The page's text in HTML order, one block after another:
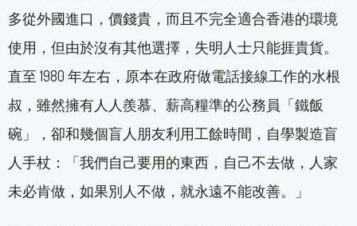
多從外國進口，價錢貴，而且不完全適合香港的環境
使用，但由於沒有其他選擇，失明人士只能捱貴貨。
直至 1980 年左右，原本在政府做電話接線工作的水根
叔，雖然擁有人人羨慕、薪高糧準的公務員「鐵飯
碗」，卻和幾個盲人朋友利用工餘時間，自學製造盲
人手杖：「我們自己要用的東西，自己不去做，人家
未必肯做，如果別人不做，就永遠不能改善。」